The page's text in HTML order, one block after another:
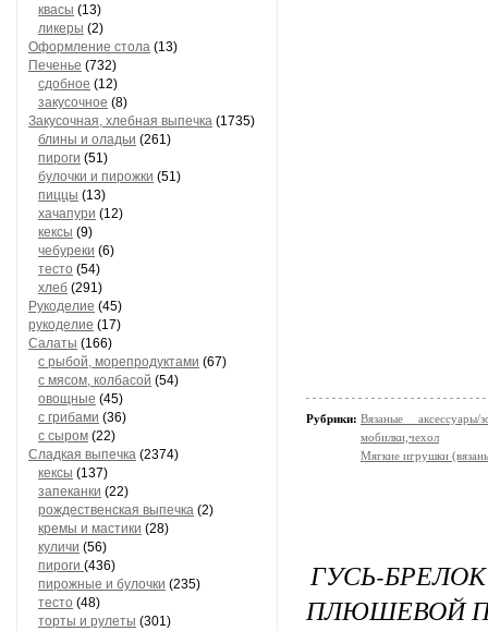
квасы (13)
ликеры (2)
Оформление стола (13)
Печенье (732)
сдобное (12)
закусочное (8)
Закусочная, хлебная выпечка (1735)
блины и оладьи (261)
пироги (51)
булочки и пирожки (51)
пиццы (13)
хачапури (12)
кексы (9)
чебуреки (6)
тесто (54)
хлеб (291)
Рукоделие (45)
рукоделие (17)
Салаты (166)
с рыбой, морепродуктами (67)
с мясом, колбасой (54)
овощные (45)
с грибами (36)
с сыром (22)
Сладкая выпечка (2374)
кексы (137)
запеканки (22)
рождественская выпечка (2)
кремы и мастики (28)
куличи (56)
пироги (436)
пирожные и булочки (235)
тесто (48)
торты и рулеты (301)
Рубрики: Вязаные
мобилки,чехол
Мягкие игрушки
ГУСЬ-
ПЛЮШЕВОЙ